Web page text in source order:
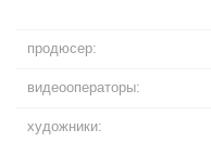
продюсер:
видеооператоры:
художники: